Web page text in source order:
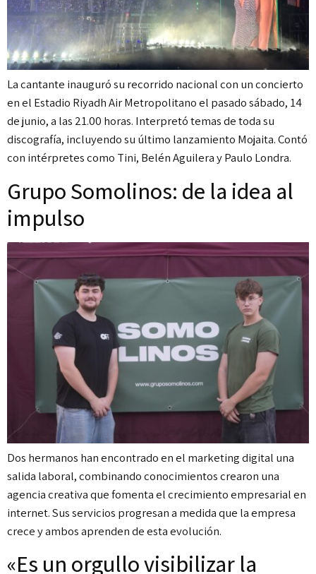
La cantante inauguró su recorrido nacional con un concierto
en el Estadio Riyadh Air Metropolitano el pasado sábado, 14
de junio, a las 21.00 horas. Interpretó temas de toda su
discografía, incluyendo su último lanzamiento Mojaita. Contó
con intérpretes como Tini, Belén Aguilera y Paulo Londra.
Grupo Somolinos: de la idea al
impulso
Dos hermanos han encontrado en el marketing digital una
salida laboral, combinando conocimientos crearon una
agencia creativa que fomenta el crecimiento empresarial en
internet. Sus servicios progresan a medida que la empresa
crece y ambos aprenden de esta evolución.
«Es un orgullo visibilizar la